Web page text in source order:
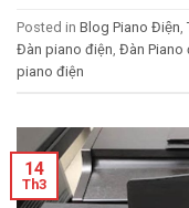
Posted in Blog Piano Điện,
Đàn piano điện, Đàn Piano
piano điện
14
Th3